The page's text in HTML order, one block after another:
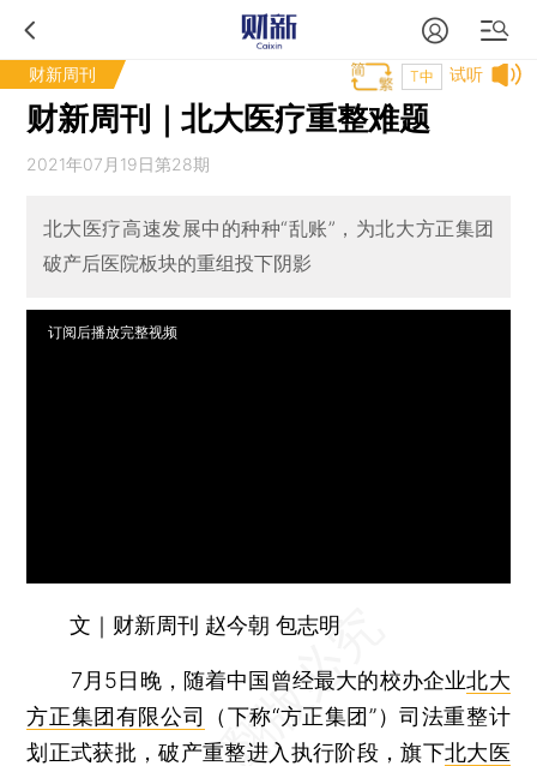
财新周刊 试听
T中
财新周刊｜北大医疗重整难题
2021年07月19日第28期
北大医疗高速发展中的种种“乱账”，为北大方正集团
破产后医院板块的重组投下阴影
订阅后播放完整视频
文｜财新周刊 赵今朝 包志明
7月5日晚，随着中国曾经最大的校办企业北大
方正集团有限公司
（下称“方正集团”）司法重整计
划正式获批，破产重整进入执行阶段，旗下北大医